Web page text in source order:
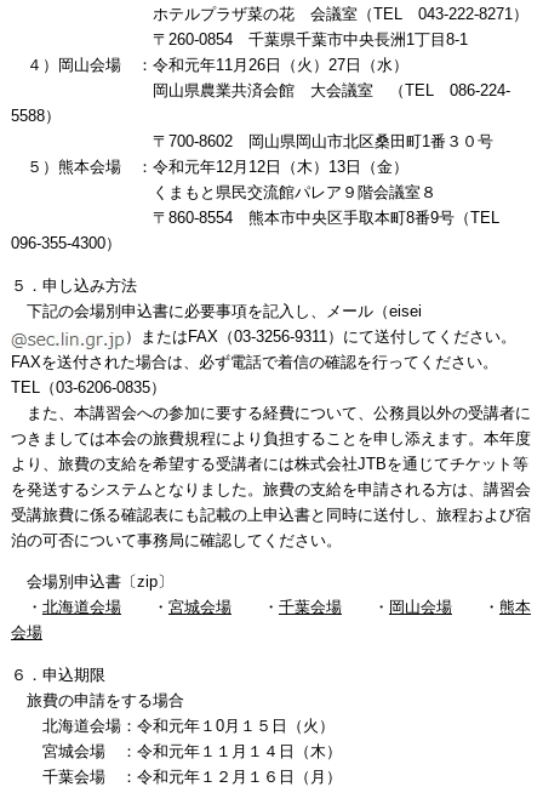
ホテルプラザ菜の花 会議室（TEL 043-222-8271）
〒260-0854 千葉県千葉市中央長洲1丁目8-1
４）岡山会場 ：令和元年11月26日（火）27日（水）
岡山県農業共済会館 大会議室 （TEL 086-224-
5588）
〒700-8602 岡山県岡山市北区桑田町1番３０号
５）熊本会場 ：令和元年12月12日（木）13日（金）
くまもと県民交流館パレア９階会議室８
〒860-8554 熊本市中央区手取本町8番9号（TEL
096-355-4300）
５．申し込み方法
下記の会場別申込書に必要事項を記入し、メール（eisei
）またはFAX（03-3256-9311）にて送付してください。
FAXを送付された場合は、必ず電話で着信の確認を行ってください。
TEL（03-6206-0835）
また、本講習会への参加に要する経費について、公務員以外の受講者に
つきましては本会の旅費規程により負担することを申し添えます。本年度
より、旅費の支給を希望する受講者には株式会社JTBを通じてチケット等
を発送するシステムとなりました。旅費の支給を申請される方は、講習会
受講旅費に係る確認表にも記載の上申込書と同時に送付し、旅程および宿
泊の可否について事務局に確認してください。
会場別申込書〔zip〕
・ 北海道会場・ 宮城会場・ 千葉会場・ 岡山会場・ 熊本
会場
６．申込期限
旅費の申請をする場合
北海道会場：令和元年１0月１５日（火）
宮城会場 ：令和元年１１月１４日（木）
千葉会場 ：令和元年１２月１６日（月）